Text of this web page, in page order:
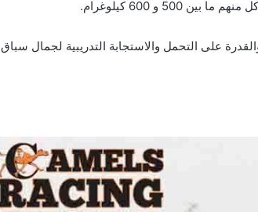
و 600 كيلوغرام.
على التحمل والاستجابة التدريبية لجمال سباق